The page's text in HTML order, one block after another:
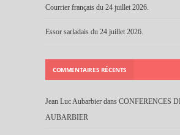
Courrier français du 24 juillet 2026.
Essor sarladais du 24 juillet 2026.
COMMENTAIRES RÉCENTS
Jean Luc Aubarbier dans CONFERENCES
AUBARBIER